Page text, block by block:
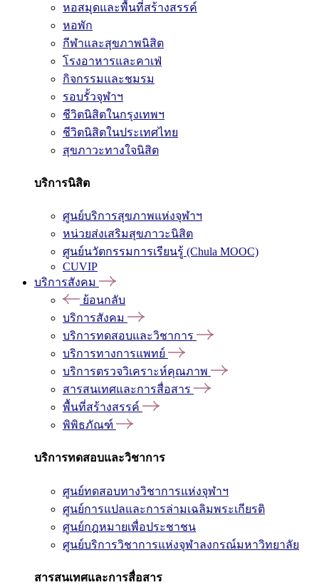
หอสมุดและพื้นที่สร้างสรรค์
หอพัก
กีฬาและสุขภาพนิสิต
โรงอาหารและคาเฟ่
กิจกรรมและชมรม
รอบรั้วจุฬาฯ
ชีวิตนิสิตในกรุงเทพฯ
ชีวิตนิสิตในประเทศไทย
สุขภาวะทางใจนิสิต
บริการนิสิต
ศูนย์บริการสุขภาพแห่งจุฬาฯ
หน่วยส่งเสริมสุขภาวะนิสิต
ศูนย์นวัตกรรมการเรียนรู้ (Chula MOOC)
CUVIP
บริการสังคม
ย้อนกลับ
บริการสังคม
บริการทดสอบและวิชาการ
บริการทางการแพทย์
บริการตรวจวิเคราะห์คุณภาพ
สารสนเทศและการสื่อสาร
พื้นที่สร้างสรรค์
พิพิธภัณฑ์
บริการทดสอบและวิชาการ
ศูนย์ทดสอบทางวิชาการแห่งจุฬาฯ
ศูนย์การแปลและการล่ามเฉลิมพระเกียรติ
ศูนย์กฎหมายเพื่อประชาชน
ศูนย์บริการวิชาการแห่งจุฬาลงกรณ์มหาวิทยาลัย
สารสนเทศและการสื่อสาร